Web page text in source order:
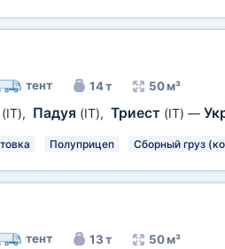
тент 14 т 50 м³
(IT), Падуя (IT), Триест (IT) —
Полуприцеп Сборный груз
тент 13 т 50 м³